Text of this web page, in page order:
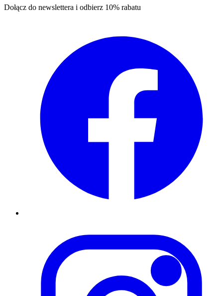
Dołącz do newslettera i odbierz 10% rabatu